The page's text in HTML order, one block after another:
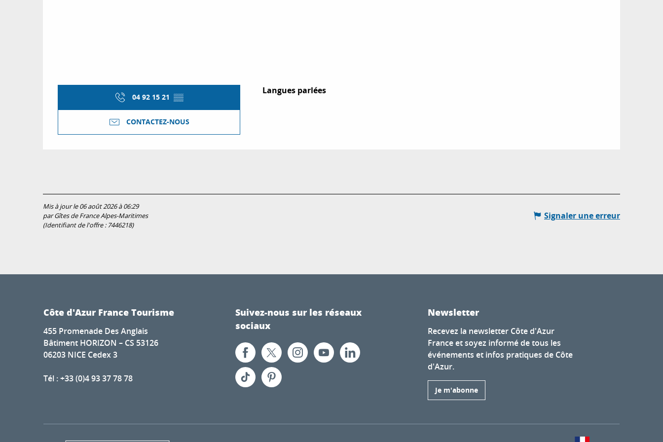
04 92 15 21 ▒▒
CONTACTEZ-NOUS
Langues parlées
Langues parlées
Mis à jour le 06 août 2026 à 06:29
par Gîtes de France Alpes-Maritimes
(Identifiant de l'offre : 7446218)
Signaler une erreur
Côte d'Azur France Tourisme
455 Promenade Des Anglais
Bâtiment HORIZON – CS 53126
06203 NICE Cedex 3
Tél : +33 (0)4 93 37 78 78
Suivez-nous sur les réseaux
sociaux
Newsletter
Recevez la newsletter Côte d'Azur
France et soyez informé de tous les
événements et infos pratiques de Côte
d'Azur.
Je m'abonne